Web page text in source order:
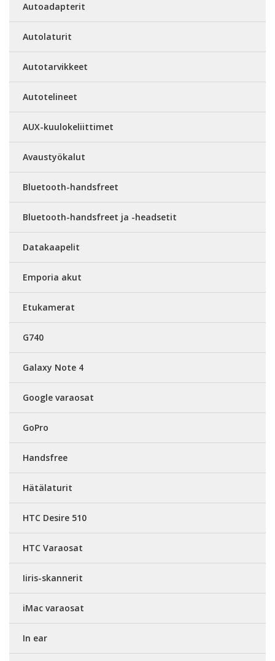
Autoadapterit
Autolaturit
Autotarvikkeet
Autotelineet
AUX-kuulokeliittimet
Avaustyökalut
Bluetooth-handsfreet
Bluetooth-handsfreet ja -headsetit
Datakaapelit
Emporia akut
Etukamerat
G740
Galaxy Note 4
Google varaosat
GoPro
Handsfree
Hätälaturit
HTC Desire 510
HTC Varaosat
Iiris-skannerit
iMac varaosat
In ear